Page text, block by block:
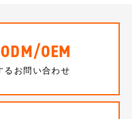
OEM
るお問い合わせ